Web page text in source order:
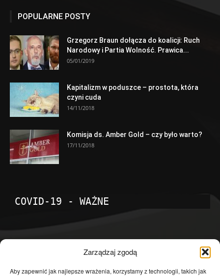
Zarządzaj zgodą
Aby zapewnić jak najlepsze wrażenia, korzystamy z technologii, takich jak
POPULARNE POSTY
Grzegorz Braun dołącza do koalicji: Ruch
Narodowy i Partia Wolność. Prawica...
05/01/2019
Kapitalizm w poduszce – prostota, która
czyni cuda
14/11/2018
Komisja ds. Amber Gold – czy było warto?
17/11/2018
COVID-19 - WAŻNE
Temat dnia 4601